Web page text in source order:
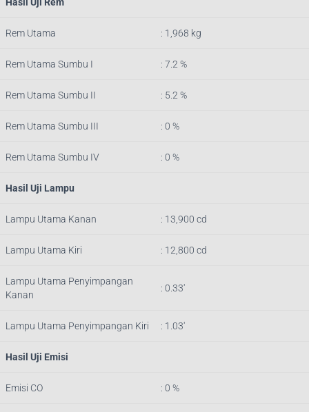
Rem Utama : 1,968 kg
Rem Utama Sumbu I : 7.2 %
Rem Utama Sumbu II : 5.2 %
Rem Utama Sumbu III : 0 %
Rem Utama Sumbu IV : 0 %
Hasil Uji Lampu
Lampu Utama Kanan : 13,900 cd
Lampu Utama Kiri : 12,800 cd
Lampu Utama Penyimpangan
Kanan
: 0.33′
Lampu Utama Penyimpangan Kiri : 1.03′
Hasil Uji Emisi
Emisi CO : 0 %